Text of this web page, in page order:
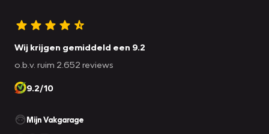
Wij krijgen gemiddeld een 9.2
o.b.v. ruim 2.652 reviews
9.2/10
Mijn Vakgarage